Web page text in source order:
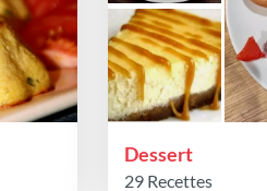
Dessert
29 Recettes